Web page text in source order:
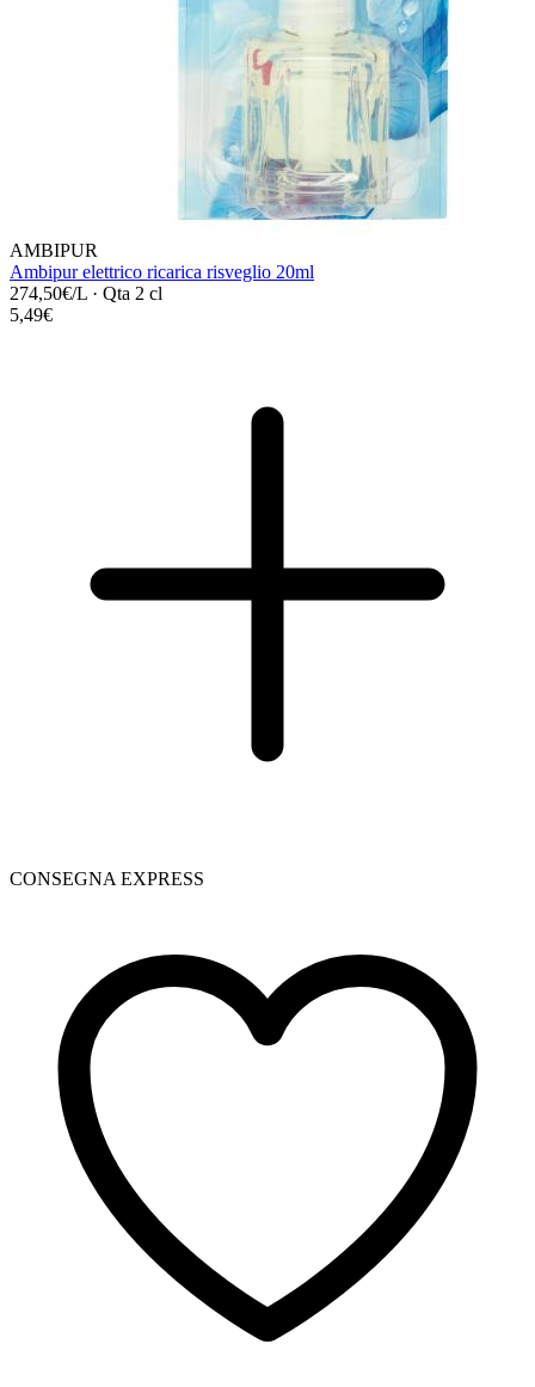
AMBIPUR
Ambipur elettrico ricarica risveglio 20ml
274,50€/L · Qta 2 cl
5,49€
CONSEGNA EXPRESS